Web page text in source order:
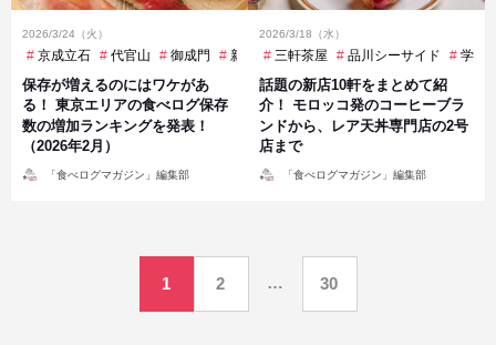
2026/3/24（火）
京成立石 代官山 御成門 新宿 新宿三丁目 新橋 神保町 飯
保存が増えるのにはワケがあ
る！ 東京エリアの食べログ保存
数の増加ランキングを発表！
（2026年2月）
「食べログマガジン」編集部
2026/3/18（水）
三軒茶屋 品川シーサイド 学芸
話題の新店10軒をまとめて紹
介！ モロッコ発のコーヒーブラ
ンドから、レア天丼専門店の2号
店まで
「食べログマガジン」編集部
1 2 … 30